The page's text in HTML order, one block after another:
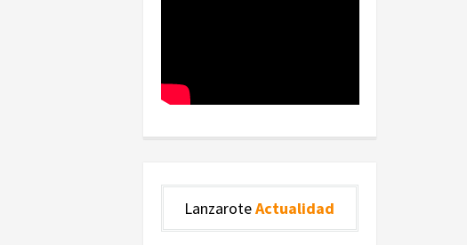
LanzaroteActualidad